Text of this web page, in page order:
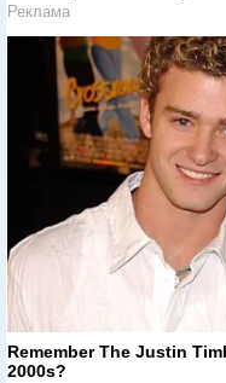
Реклама
Remember The Justin
2000s?